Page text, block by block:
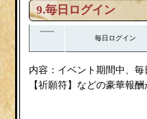
9.毎日ログイン
毎日ログイン
内容：イベント期間中、
【祈願符】などの豪華報酬